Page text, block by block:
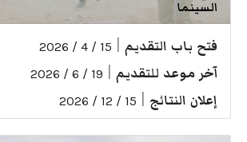
السينما
فتح باب التقديم 15 / 4 / 2026
آخر موعد للتقديم 19 / 6 / 2026
إعلان النتائج 15 / 12 / 2026